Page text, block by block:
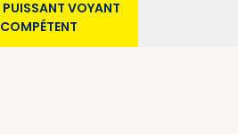
PUISSANT VOYANT
COMPÉTENT